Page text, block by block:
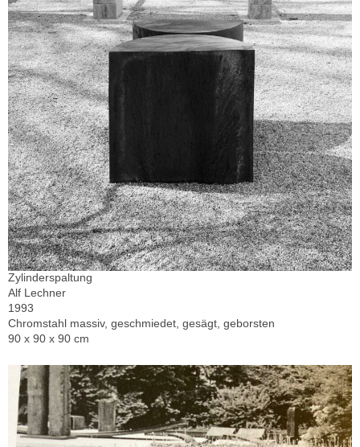
Zylinderspaltung
Alf Lechner
1993
Chromstahl massiv, geschmiedet, gesägt, geborsten
90 x 90 x 90 cm